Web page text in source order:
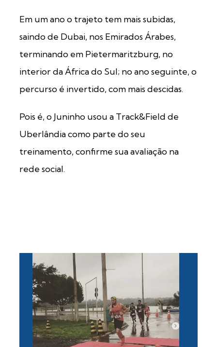
Em um ano o trajeto tem mais subidas,
saindo de Dubai, nos Emirados Árabes,
terminando em Pietermaritzburg, no
interior da África do Sul; no ano seguinte, o
percurso é invertido, com mais descidas.
Pois é, o Juninho usou a Track&Field de
Uberlândia como parte do seu
treinamento, confirme sua avaliação na
rede social.